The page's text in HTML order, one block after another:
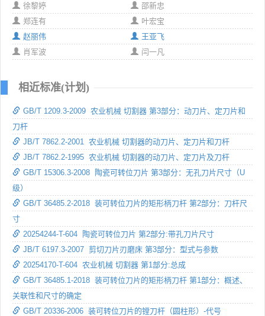
徐黎婷
邵新忠
郑连有
叶宏宝
赵丽伟
王亚飞
肖军波
闫一凡
相近标准(计划)
GB/T 1209.3-2009 农业机械 切割器 第3部分：动刀片、定刀片和
刀杆
JB/T 7862.2-2001 农业机械 切割器的动刀片、定刀片和刀杆
JB/T 7862.2-1995 农业机械 切割器的动刀片、定刀片及刀杆
GB/T 15306.3-2008 陶瓷可转位刀片 第3部分：无孔刀片尺寸（U
级）
GB/T 36485.2-2018 装可转位刀片的矩形柄刀杆 第2部分：刀杆尺
寸
20254244-T-604 陶瓷可转位刀片 第2部分:带孔刀片尺寸
JB/T 6197.3-2007 剪切刀片刃磨床 第3部分：型式与参数
20254170-T-604 农业机械 切割器 第1部分:总成
GB/T 36485.1-2018 装可转位刀片的矩形柄刀杆 第1部分：概述、
关联性和尺寸的确定
GB/T 20336-2006 装可转位刀片的镗刀杆（圆柱形）-代号